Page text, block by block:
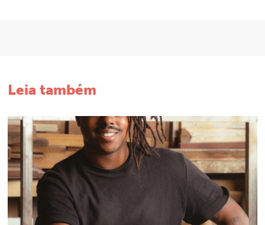
Leia também